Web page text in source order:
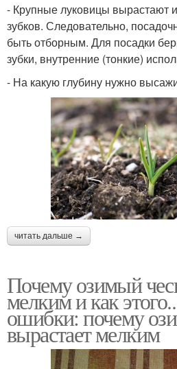
- Крупные луковицы вырастают
зубков. Следовательно,
быть отборным. Для посадки
зубки, внутренние (тонкие)
- На какую глубину нужно
читать дальше →
Почему озимый
мелким и как
ошибки: почему
вырастает мелким